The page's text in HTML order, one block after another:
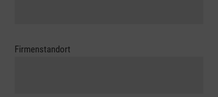
Firmenstandort